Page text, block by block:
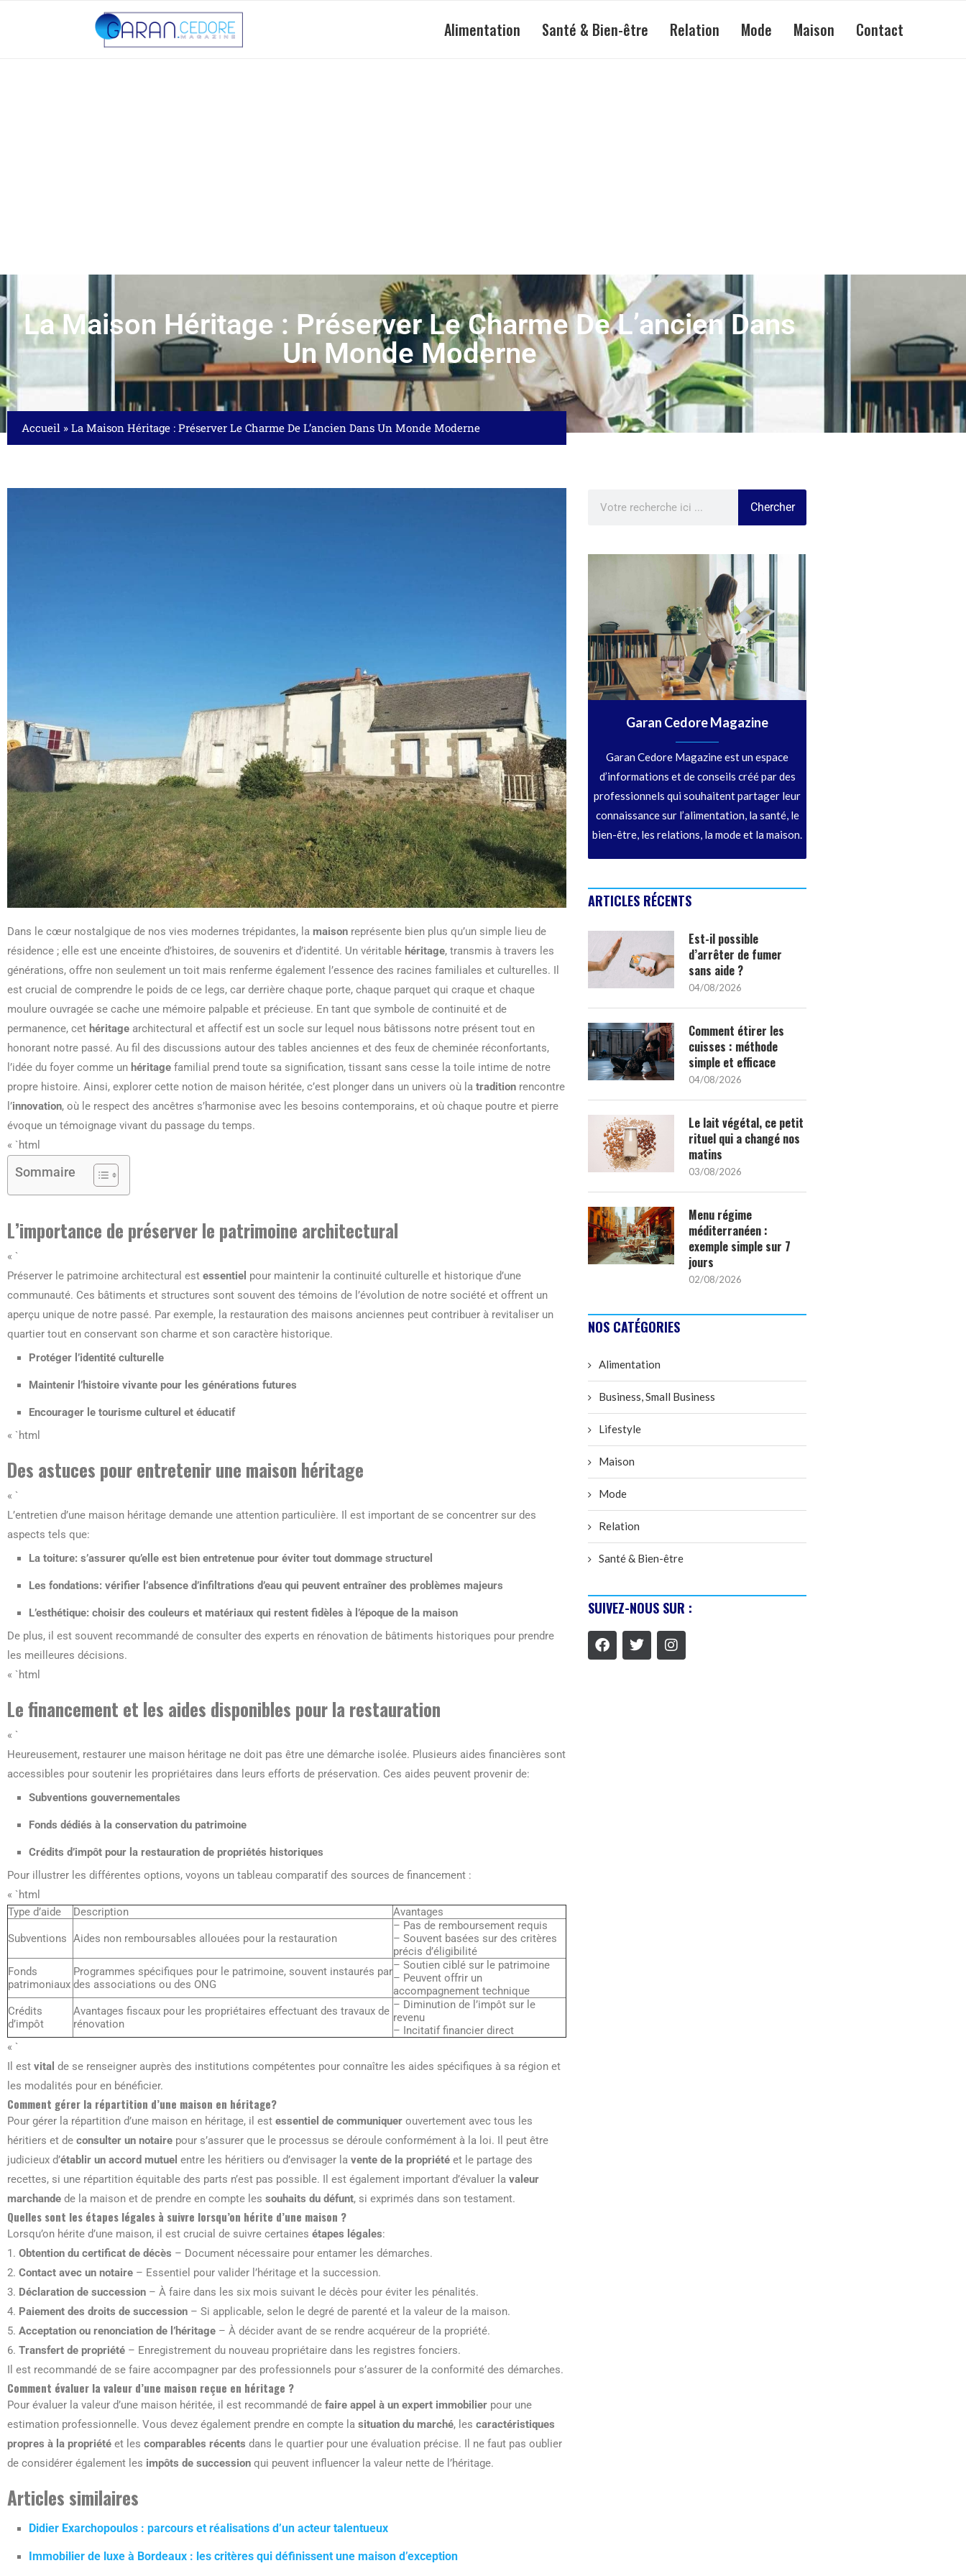
Alimentation Santé & Bien-être Relation Mode Maison Contact
La Maison Héritage : Préserver Le Charme De L’ancien Dans
Un Monde Moderne
Accueil » La Maison Héritage : Préserver Le Charme De L’ancien Dans Un Monde Moderne
Dans le cœur nostalgique de nos vies modernes trépidantes, la maison représente bien plus qu’un simple lieu de
résidence ; elle est une enceinte d’histoires, de souvenirs et d’identité. Un véritable héritage, transmis à travers les
générations, offre non seulement un toit mais renferme également l’essence des racines familiales et culturelles. Il
est crucial de comprendre le poids de ce legs, car derrière chaque porte, chaque parquet qui craque et chaque
moulure ouvragée se cache une mémoire palpable et précieuse. En tant que symbole de continuité et de
permanence, cet héritage architectural et affectif est un socle sur lequel nous bâtissons notre présent tout en
honorant notre passé. Au fil des discussions autour des tables anciennes et des feux de cheminée réconfortants,
l’idée du foyer comme un héritage familial prend toute sa signification, tissant sans cesse la toile intime de notre
propre histoire. Ainsi, explorer cette notion de maison héritée, c’est plonger dans un univers où la tradition rencontre
l’innovation, où le respect des ancêtres s’harmonise avec les besoins contemporains, et où chaque poutre et pierre
évoque un témoignage vivant du passage du temps.
« `html
Sommaire
L’importance de préserver le patrimoine architectural
« `
Préserver le patrimoine architectural est essentiel pour maintenir la continuité culturelle et historique d’une
communauté. Ces bâtiments et structures sont souvent des témoins de l’évolution de notre société et offrent un
aperçu unique de notre passé. Par exemple, la restauration des maisons anciennes peut contribuer à revitaliser un
quartier tout en conservant son charme et son caractère historique.
Protéger l’identité culturelle
Maintenir l’histoire vivante pour les générations futures
Encourager le tourisme culturel et éducatif
« `html
Des astuces pour entretenir une maison héritage
« `
L’entretien d’une maison héritage demande une attention particulière. Il est important de se concentrer sur des
aspects tels que:
La toiture: s’assurer qu’elle est bien entretenue pour éviter tout dommage structurel
Les fondations: vérifier l’absence d’infiltrations d’eau qui peuvent entraîner des problèmes majeurs
L’esthétique: choisir des couleurs et matériaux qui restent fidèles à l’époque de la maison
De plus, il est souvent recommandé de consulter des experts en rénovation de bâtiments historiques pour prendre
les meilleures décisions.
« `html
Le financement et les aides disponibles pour la restauration
« `
Heureusement, restaurer une maison héritage ne doit pas être une démarche isolée. Plusieurs aides financières sont
accessibles pour soutenir les propriétaires dans leurs efforts de préservation. Ces aides peuvent provenir de:
Subventions gouvernementales
Fonds dédiés à la conservation du patrimoine
Crédits d’impôt pour la restauration de propriétés historiques
Pour illustrer les différentes options, voyons un tableau comparatif des sources de financement :
« `html
Type d’aide
Description Avantages
Subventions Aides non remboursables allouées pour la restauration
– Pas de remboursement requis
– Souvent basées sur des critères
précis d’éligibilité
Fonds
patrimoniaux
Programmes spécifiques pour le patrimoine, souvent instaurés par
des associations ou des ONG
– Soutien ciblé sur le patrimoine
– Peuvent offrir un
accompagnement technique
Crédits
d’impôt
Avantages fiscaux pour les propriétaires effectuant des travaux de
rénovation
– Diminution de l’impôt sur le
revenu
– Incitatif financier direct
« `
Il est vital de se renseigner auprès des institutions compétentes pour connaître les aides spécifiques à sa région et
les modalités pour en bénéficier.
Comment gérer la répartition d’une maison en héritage?
Pour gérer la répartition d’une maison en héritage, il est essentiel de communiquer ouvertement avec tous les
héritiers et de consulter un notaire pour s’assurer que le processus se déroule conformément à la loi. Il peut être
judicieux d’établir un accord mutuel entre les héritiers ou d’envisager la vente de la propriété et le partage des
recettes, si une répartition équitable des parts n’est pas possible. Il est également important d’évaluer la valeur
marchande de la maison et de prendre en compte les souhaits du défunt, si exprimés dans son testament.
Quelles sont les étapes légales à suivre lorsqu’on hérite d’une maison ?
Lorsqu’on hérite d’une maison, il est crucial de suivre certaines étapes légales:
1. Obtention du certificat de décès – Document nécessaire pour entamer les démarches.
2. Contact avec un notaire – Essentiel pour valider l’héritage et la succession.
3. Déclaration de succession – À faire dans les six mois suivant le décès pour éviter les pénalités.
4. Paiement des droits de succession – Si applicable, selon le degré de parenté et la valeur de la maison.
5. Acceptation ou renonciation de l’héritage – À décider avant de se rendre acquéreur de la propriété.
6. Transfert de propriété – Enregistrement du nouveau propriétaire dans les registres fonciers.
Il est recommandé de se faire accompagner par des professionnels pour s’assurer de la conformité des démarches.
Comment évaluer la valeur d’une maison reçue en héritage ?
Pour évaluer la valeur d’une maison héritée, il est recommandé de faire appel à un expert immobilier pour une
estimation professionnelle. Vous devez également prendre en compte la situation du marché, les caractéristiques
propres à la propriété et les comparables récents dans le quartier pour une évaluation précise. Il ne faut pas oublier
de considérer également les impôts de succession qui peuvent influencer la valeur nette de l’héritage.
Articles similaires
Didier Exarchopoulos : parcours et réalisations d’un acteur talentueux
Immobilier de luxe à Bordeaux : les critères qui définissent une maison d’exception
Chercher
Garan Cedore Magazine
Garan Cedore Magazine est un espace
d’informations et de conseils créé par des
professionnels qui souhaitent partager leur
connaissance sur l’alimentation, la santé, le
bien-être, les relations, la mode et la maison.
ARTICLES RÉCENTS
Est-il possible
d’arrêter de fumer
sans aide ?
04/08/2026
Comment étirer les
cuisses : méthode
simple et efficace
04/08/2026
Le lait végétal, ce petit
rituel qui a changé nos
matins
03/08/2026
Menu régime
méditerranéen :
exemple simple sur 7
jours
02/08/2026
NOS CATÉGORIES
Alimentation
Business, Small Business
Lifestyle
Maison
Mode
Relation
Santé & Bien-être
SUIVEZ-NOUS SUR :